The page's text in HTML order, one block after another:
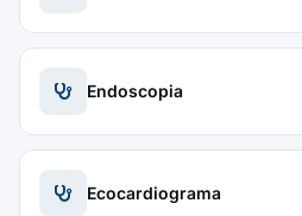
Endoscopia
Ecocardiograma